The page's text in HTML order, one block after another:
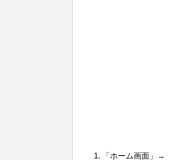
「ホーム画面」